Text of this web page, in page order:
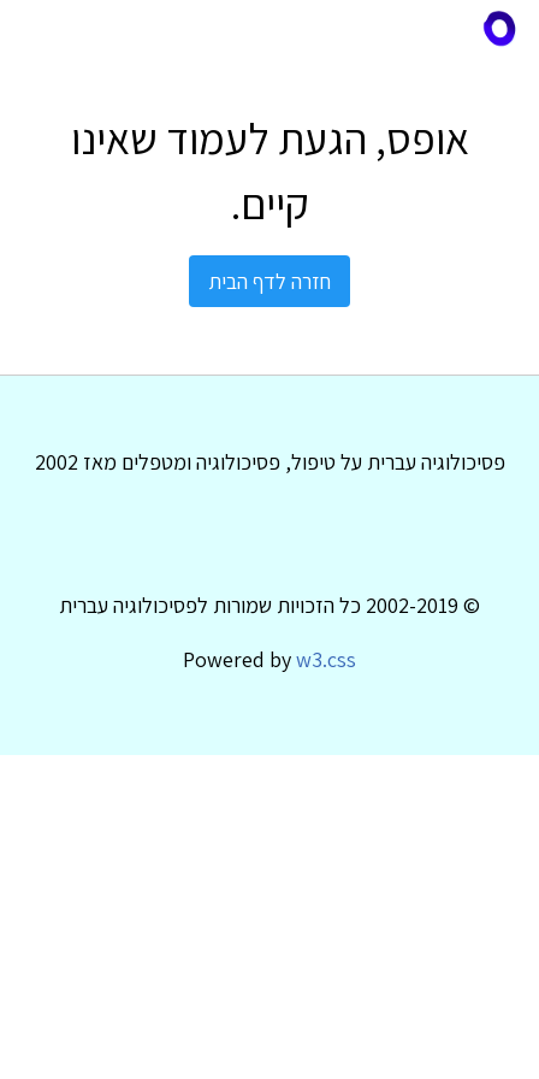
אופס, הגעת לעמוד שאינו
קיים.
חזרה לדף הבית
פסיכולוגיה עברית על טיפול, פסיכולוגיה ומטפלים מאז 2002
© 2002-2019 כל הזכויות שמורות לפסיכולוגיה עברית
Powered byw3.css